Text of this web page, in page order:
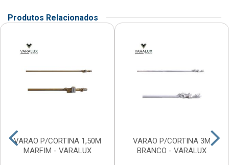
Produtos Relacionados
VARAO P/CORTINA 1,50M
MARFIM - VARALUX
VARAO P/CORTINA 3M
BRANCO - VARALUX